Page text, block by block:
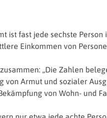
fast jede sechste
Einkommen von
„Die Zahlen
Armut und sozialer
von Wohn- und